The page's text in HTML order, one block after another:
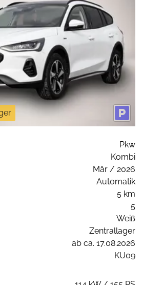
Pkw
Kombi
Mär / 2026
Automatik
5 km
5
Weiß
Zentrallager
ab ca. 17.08.2026
KU09